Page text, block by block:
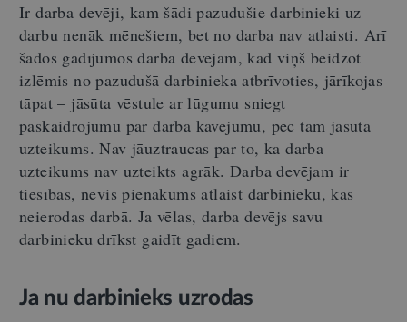
Ir darba devēji, kam šādi pazudušie darbinieki uz
darbu nenāk mēnešiem, bet no darba nav atlaisti. Arī
šādos gadījumos darba devējam, kad viņš beidzot
izlēmis no pazudušā darbinieka atbrīvoties, jārīkojas
tāpat – jāsūta vēstule ar lūgumu sniegt
paskaidrojumu par darba kavējumu, pēc tam jāsūta
uzteikums. Nav jāuztraucas par to, ka darba
uzteikums nav uzteikts agrāk. Darba devējam ir
tiesības, nevis pienākums atlaist darbinieku, kas
neierodas darbā. Ja vēlas, darba devējs savu
darbinieku drīkst gaidīt gadiem.
Ja nu darbinieks uzrodas